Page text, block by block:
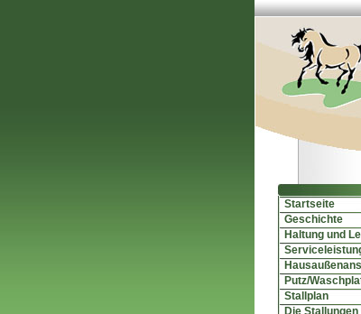
Startseite
Geschichte
Haltung und
Putz/
Stallplan
Die Stallungen